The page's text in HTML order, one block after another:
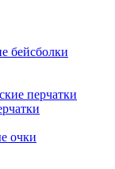
бейсболки
перчатки
очки